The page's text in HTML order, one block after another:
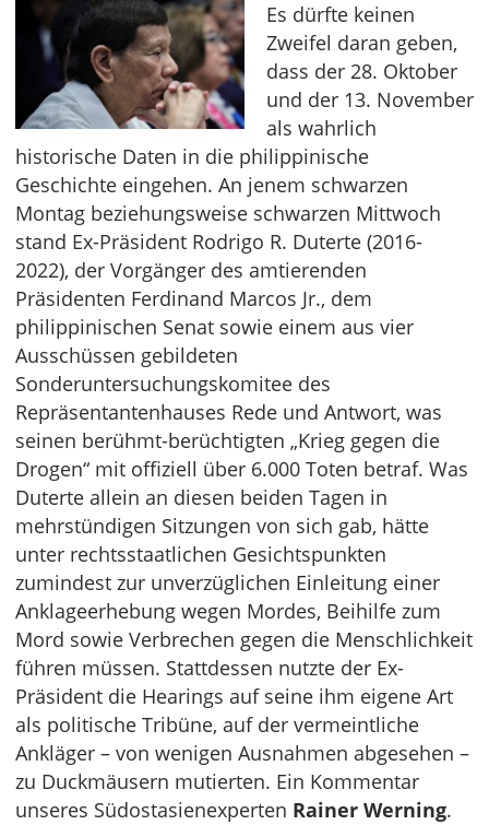
Es dürfte keinen
Zweifel daran geben,
dass der 28. Oktober
und der 13. November
als wahrlich
historische Daten in die philippinische
Geschichte eingehen. An jenem schwarzen
Montag beziehungsweise schwarzen Mittwoch
stand Ex-Präsident Rodrigo R. Duterte (2016-
2022), der Vorgänger des amtierenden
Präsidenten Ferdinand Marcos Jr., dem
philippinischen Senat sowie einem aus vier
Ausschüssen gebildeten
Sonderuntersuchungskomitee des
Repräsentantenhauses Rede und Antwort, was
seinen berühmt-berüchtigten „Krieg gegen die
Drogen“ mit offiziell über 6.000 Toten betraf. Was
Duterte allein an diesen beiden Tagen in
mehrstündigen Sitzungen von sich gab, hätte
unter rechtsstaatlichen Gesichtspunkten
zumindest zur unverzüglichen Einleitung einer
Anklageerhebung wegen Mordes, Beihilfe zum
Mord sowie Verbrechen gegen die Menschlichkeit
führen müssen. Stattdessen nutzte der Ex-
Präsident die Hearings auf seine ihm eigene Art
als politische Tribüne, auf der vermeintliche
Ankläger – von wenigen Ausnahmen abgesehen –
zu Duckmäusern mutierten. Ein Kommentar
unseres Südostasienexperten Rainer Werning.